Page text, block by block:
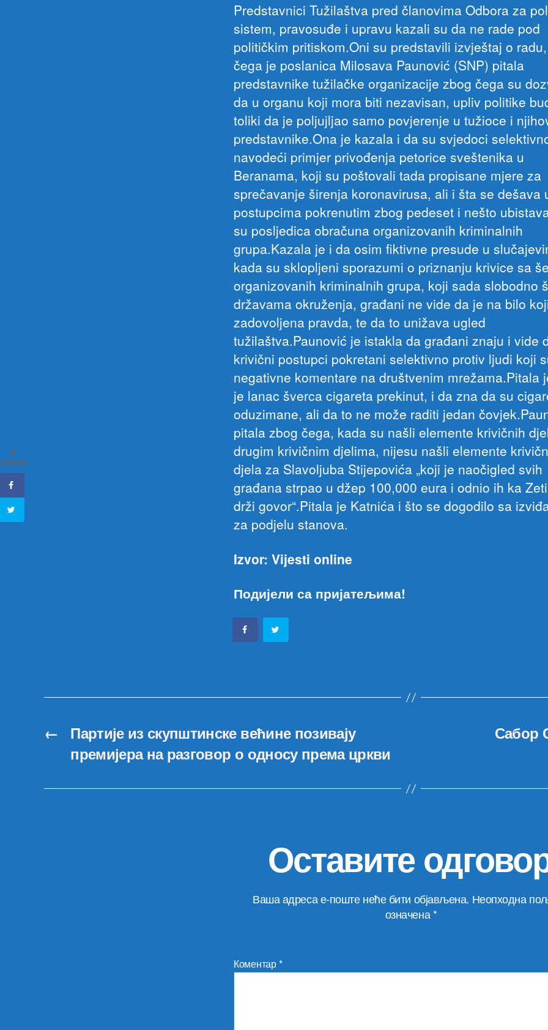
Predstavnici Tužilaštva pred članovima Odbora za
sistem, pravosuđe i upravu kazali su da ne rade pod
političkim pritiskom.Oni su predstavili izvještaj o
čega je poslanica Milosava Paunović (SNP) pitala
predstavnike tužilačke organizacije zbog čega su
da u organu koji mora biti nezavisan, upliv politike
toliki da je poljujljao samo povjerenje u tužioce i
predstavnike.Ona je kazala i da su svjedoci
navodeći primjer privođenja petorice sveštenika u
Beranama, koji su poštovali tada propisane mjere za
sprečavanje širenja koronavirusa, ali i šta se dešava
postupcima pokrenutim zbog pedeset i nešto
su posljedica obračuna organizovanih kriminalnih
grupa.Kazala je i da osim fiktivne presude u
kada su sklopljeni sporazumi o priznanju krivice sa
organizovanih kriminalnih grupa, koji sada slobodno
državama okruženja, građani ne vide da je na bilo
zadovoljena pravda, te da to unižava ugled
tužilaštva.Paunović je istakla da građani znaju i vide
krivični postupci pokretani selektivno protiv ljudi koji
negativne komentare na društvenim mrežama.Pitala
je lanac šverca cigareta prekinut, i da zna da su
oduzimane, ali da to ne može raditi jedan
pitala zbog čega, kada su našli elemente krivičnih
drugim krivičnim djelima, nijesu našli elemente
djela za Slavoljuba Stijepovića „koji je naočigled svih
građana strpao u džep 100,000 eura i odnio ih ka
drži govor“.Pitala je Katnića i što se dogodilo sa
za podjelu stanova.
Izvor: Vijesti online
Подијели са пријатељима!
←
Партије из скупштинске већине позивају
премијера на разговор о односу према цркви
Сабор
Оставите
Ваша адреса е-поште неће бити објављена. Неопходна
означена *
Коментар*
0
SHARES